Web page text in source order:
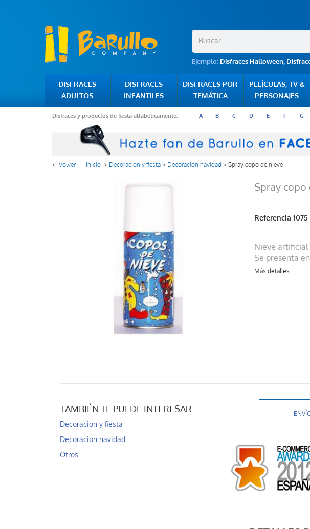
Ejemplo: Disfraces Halloween,
DISFRACES
ADULTOS
DISFRACES
INFANTILES
DISFRACES POR
TEMÁTICA
PELÍCULAS, TV &
PERSONAJES
Disfraces y productos de fiesta alfabéticamente: A B C D E F G
< Volver Inicio > Decoracion y fiesta> Decoracion navidad >Spray copo de nieve
Spray copo
Referencia 1075
Nieve artificial
Se presenta
Más detalles
TAMBIÉN TE PUEDE INTERESAR
Decoracion y fiesta
Decoracion navidad
Otros